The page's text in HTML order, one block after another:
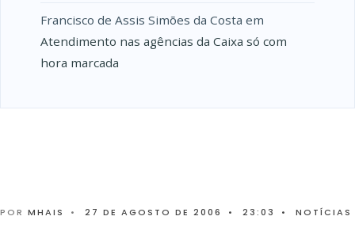
Francisco de Assis Simões da Costa em
Atendimento nas agências da Caixa só com
hora marcada
POR MHAIS • 27 DE AGOSTO DE 2006 • 23:03 • NOTÍCIAS